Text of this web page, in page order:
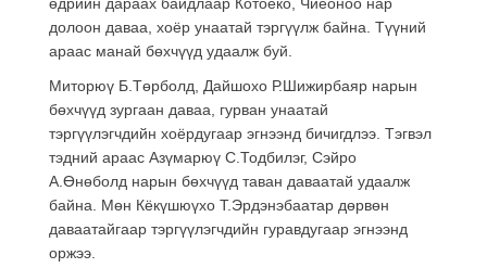
долоон даваа, хоёр унаатай тэргүүлж байна. Түүний
араас манай бөхчүүд удаалж буй.
Миторюү Б.Төрболд, Дайшохо Р.Шижирбаяр нарын
бөхчүүд зургаан даваа, гурван унаатай
тэргүүлэгчдийн хоёрдугаар эгнээнд бичигдлээ. Тэгвэл
тэдний араас Азүмарюү С.Тодбилэг, Сэйро
А.Өнөболд нарын бөхчүүд таван даваатай удаалж
байна. Мөн Кёкүшюүхо Т.Эрдэнэбаатар дөрвөн
даваатайгаар тэргүүлэгчдийн гуравдугаар эгнээнд
оржээ.